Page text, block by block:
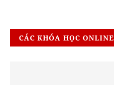
CÁC KHÓA HỌC ONLINE